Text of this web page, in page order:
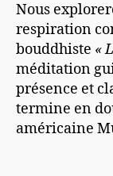
Nous
respiration
bouddhiste «
méditation
présence et
termine en
américaine